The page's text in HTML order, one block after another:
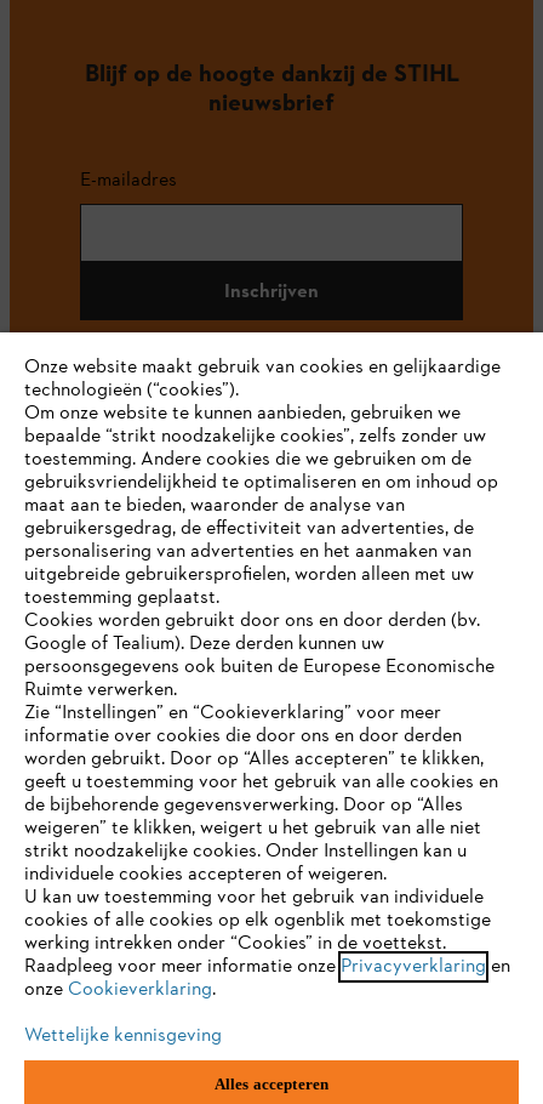
Blijf op de hoogte dankzij de STIHL
nieuwsbrief
E-mailadres
Inschrijven
#STIHL
Bedrijf
STIHL FAQ
Contact
Gegevensbescherming Impressum
ANDREAS STIHL NV, Veurtstraat 117, 2870Puurs-Sint-Amands,
JE BROWSER WORDT NIET
ONDERSTEUND
Je gebruikt een browser die we nog niet ondersteunen. Om
onze website optimaal te kunnen gebruiken, raden we aan dat
je overschakelt op één van de volgende browsers:
firefox
safari edge
Onze website maakt gebruik van cookies en gelijkaardige
technologieën (“cookies”).
Om onze website te kunnen aanbieden, gebruiken we
bepaalde “strikt noodzakelijke cookies”, zelfs zonder uw
toestemming. Andere cookies die we gebruiken om de
gebruiksvriendelijkheid te optimaliseren en om inhoud op
maat aan te bieden, waaronder de analyse van
gebruikersgedrag, de effectiviteit van advertenties, de
personalisering van advertenties en het aanmaken van
uitgebreide gebruikersprofielen, worden alleen met uw
toestemming geplaatst.
Cookies worden gebruikt door ons en door derden (bv.
Google of Tealium). Deze derden kunnen uw
persoonsgegevens ook buiten de Europese Economische
Ruimte verwerken.
Zie “Instellingen” en “Cookieverklaring” voor meer
informatie over cookies die door ons en door derden
worden gebruikt. Door op “Alles accepteren” te klikken,
geeft u toestemming voor het gebruik van alle cookies en
de bijbehorende gegevensverwerking. Door op “Alles
weigeren” te klikken, weigert u het gebruik van alle niet
strikt noodzakelijke cookies. Onder Instellingen kan u
individuele cookies accepteren of weigeren.
U kan uw toestemming voor het gebruik van individuele
cookies of alle cookies op elk ogenblik met toekomstige
werking intrekken onder “Cookies” in de voettekst.
Raadpleeg voor meer informatie onze Privacyverklaring en
onze Cookieverklaring.
Wettelijke kennisgeving
Alles accepteren